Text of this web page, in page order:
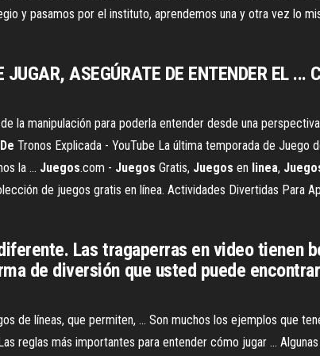
y pasamos por el instituto, aprendemos una y otra vez lo
ASEGÚRATE DE ENTENDER EL ...
la manipulación para poderla entender desde una
De Tronos Explicada - YouTube La última temporada de Juego
la ... Juegos.com - Juegos Gratis, Juegos en linea,
de juegos gratis en línea. Actividades Divertidas Para
Las tragaperras en video tienen
de diversión que usted puede
de líneas, que permiten, ... Son muchos los ejemplos que
reglas más importantes para entender cómo jugar ...